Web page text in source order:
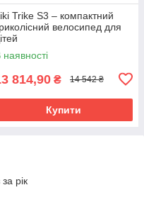
Trike S3 – компактний
велосипед для
наявності
814,90 ₴ 14 542 ₴
Купити
рік